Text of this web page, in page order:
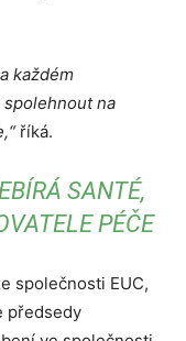
každém
na
říká.
SANTÉ,
PÉČE
společnosti EUC,
předsedy